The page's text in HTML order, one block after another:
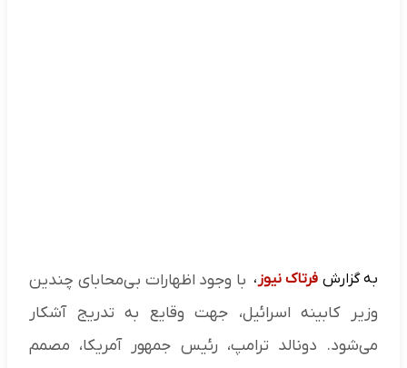
به گزارش فرتاک نیوز ، با وجود اظهارات بی‌محابای چندین
وزیر کابینه اسرائیل، جهت وقایع به تدریج آشکار
می‌شود. دونالد ترامپ، رئیس جمهور آمریکا، مصمم